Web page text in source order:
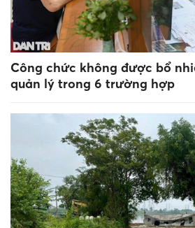
Công chức không được bổ
quản lý trong 6 trường hợp